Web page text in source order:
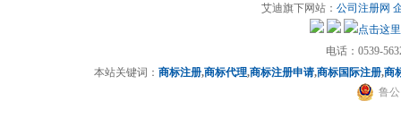
艾迪旗下网站： 公司注册网
电话：0539-
本站关键词： 商标注册,商标代理,商标注册申请,商标国际注册,商
鲁公